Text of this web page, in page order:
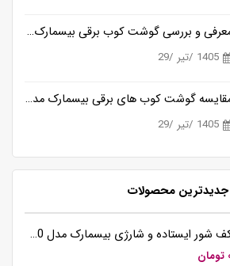
معرفی و بررسی گوشت کوب برقی بیسمارک مدل BM3315
1405 /تیر /29
مقایسه گوشت کوب های برقی بیسمارک مدل BM3315 و BM3316
1405 /تیر /29
جدیدترین محصولات
کف شور ایستاده و شارژی بیسمارک مدل BM5510